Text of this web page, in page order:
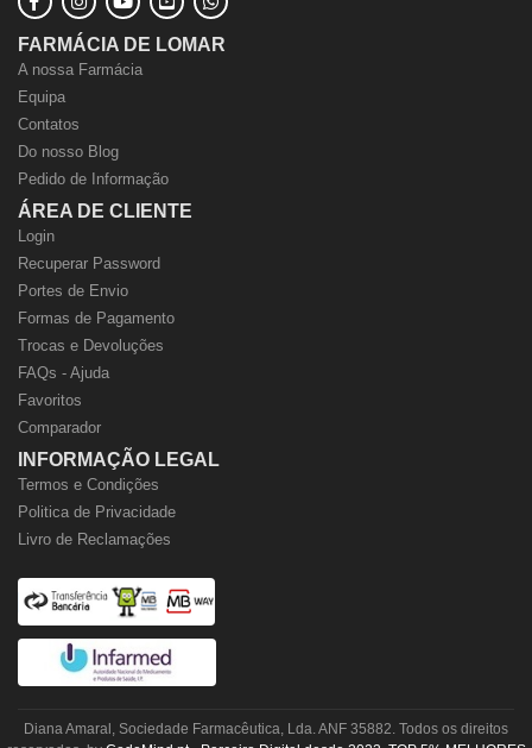
FARMÁCIA DE LOMAR
A nossa Farmácia
Equipa
Contatos
Do nosso Blog
Pedido de Informação
ÁREA DE CLIENTE
Login
Recuperar Password
Portes de Envio
Formas de Pagamento
Trocas e Devoluções
FAQs - Ajuda
Favoritos
Comparador
INFORMAÇÃO LEGAL
Termos e Condições
Politica de Privacidade
Livro de Reclamações
Diana Amaral, Sociedade Farmacêutica, Lda. ANF 35882. Todos os direitos